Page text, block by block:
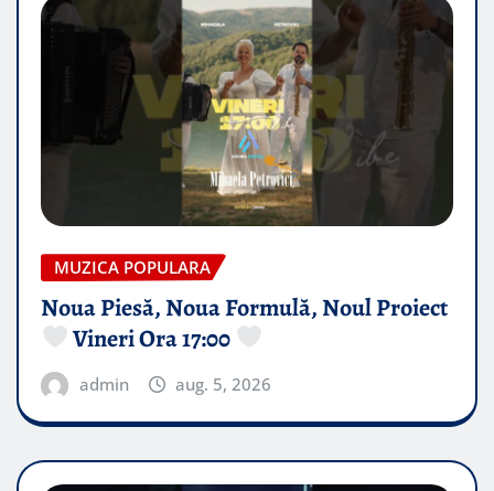
MUZICA POPULARA
Noua Piesă, Noua Formulă, Noul Proiect
Vineri Ora 17:00
admin aug. 5, 2026